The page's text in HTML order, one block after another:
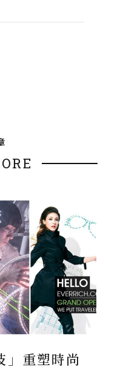
」重塑時尚